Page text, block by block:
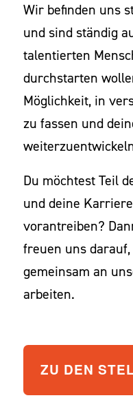
Wir befinden uns
und sind ständig
talentierten
durchstarten
Möglichkeit, in
zu fassen und
Du möchtest Teil
und deine
vorantreiben?
freuen uns
gemeinsam an
arbeiten.
ZU DEN